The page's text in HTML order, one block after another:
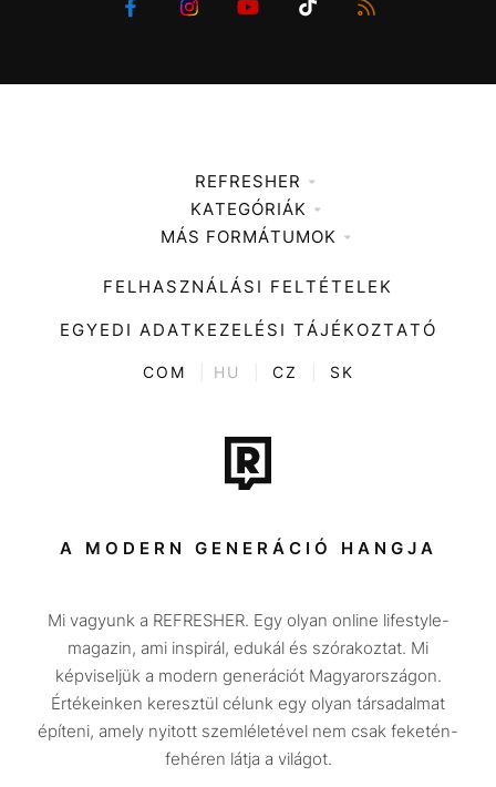
REFRESHER
Médiaajánlat
KATEGÓRIÁK
Zene
Divat
Kultúra
ENTR
Tech-Tudomány
Sport
Társadalom
Utazás
Életmód
Design
Beszélgetések
MÁS FORMÁTUMOK
FELHASZNÁLÁSI FELTÉTELEK
EGYEDI ADATKEZELÉSI TÁJÉKOZTATÓ
COM HU CZ SK
A MODERN GENERÁCIÓ HANGJA
Mi vagyunk a REFRESHER. Egy olyan online lifestyle-
magazin, ami inspirál, edukál és szórakoztat. Mi
képviseljük a modern generációt Magyarországon.
Értékeinken keresztül célunk egy olyan társadalmat
építeni, amely nyitott szemléletével nem csak feketén-
fehéren látja a világot.